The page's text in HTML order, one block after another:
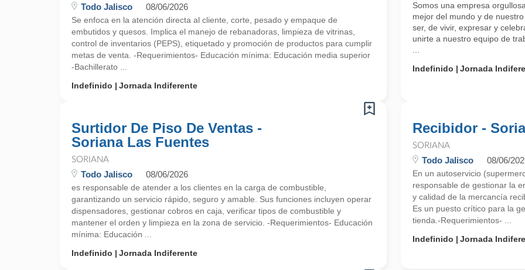
Todo Jalisco 08/06/2026
Se enfoca en la atención directa al cliente, corte, pesado y empaque de
embutidos y quesos. Implica el manejo de rebanadoras, limpieza de vitrinas,
control de inventarios (PEPS), etiquetado y promoción de productos para cumplir
metas de venta. -Requerimientos- Educación mínima: Educación media superior
-Bachillerato ...
Indefinido
Jornada Indiferente
Somos una empresa
mejor del mundo y de
ser, de vivir, expresar y
unirte a nuestro equipo de
Indefinido
Jornada
Surtidor De Piso De Ventas -
Soriana Las Fuentes
SORIANA
Todo Jalisco 08/06/2026
es responsable de atender a los clientes en la carga de combustible,
garantizando un servicio rápido, seguro y amable. Sus funciones incluyen operar
dispensadores, gestionar cobros en caja, verificar tipos de combustible y
mantener el orden y limpieza en la zona de servicio. -Requerimientos- Educación
mínima: Educación ...
Indefinido
Jornada Indiferente
Recibidor -
SORIANA
Todo Jalisco 08/06/
En un autoservicio
responsable de gestionar la
y calidad de la mercancía
Es un puesto crítico para la
tienda.-Requerimientos- ...
Indefinido
Jornada